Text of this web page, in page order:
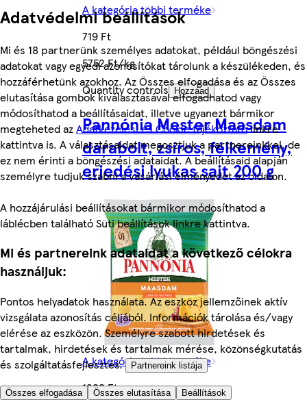
Adatvédelmi beállítások
Mi és 18 partnerünk személyes adatokat, például böngészési
adatokat vagy egyedi azonosítókat tárolunk a készülékeden, és
hozzáférhetünk azokhoz. Az Összes elfogadása és az Összes
elutasítása gombok kiválasztásával elfogadhatod vagy
módosíthatod a beállításaidat, illetve ugyanezt bármikor
megteheted azAdatkezelési és Cookie tájékoztatólinkre
kattintva is. A választásaidat megosztjuk a partnereinkkel, de
ez nem érinti a böngészési adataidat. A beállításaid alapján
személyre tudjuk szabni a vásárlási élményedet az oldalon.
A hozzájárulási beállításokat bármikor módosíthatod a
láblécben található Süti beállítások linkre kattintva.
Mi és partnereink adataidat a következő célokra
használjuk:
Pontos helyadatok használata. Az eszköz jellemzőinek aktív
vizsgálata azonosítás céljából. Információk tárolása és/vagy
elérése az eszközön. Személyre szabott hirdetések és
tartalmak, hirdetések és tartalmak mérése, közönségkutatás
és szolgáltatásfejlesztés.
Partnereink listája
Összes elfogadása Összes elutasítása Beállítások
A kategória többi terméke
719 Ft
5752 Ft/kg
Quantity controls
Hozzáad
Pannónia Mester Maasdam
darabolt, zsíros, félkemény,
erjedési lyukas sajt 200 g
A kategória többi terméke
1299 Ft